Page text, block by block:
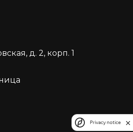
д. 2, корп. 1
Privacy notice